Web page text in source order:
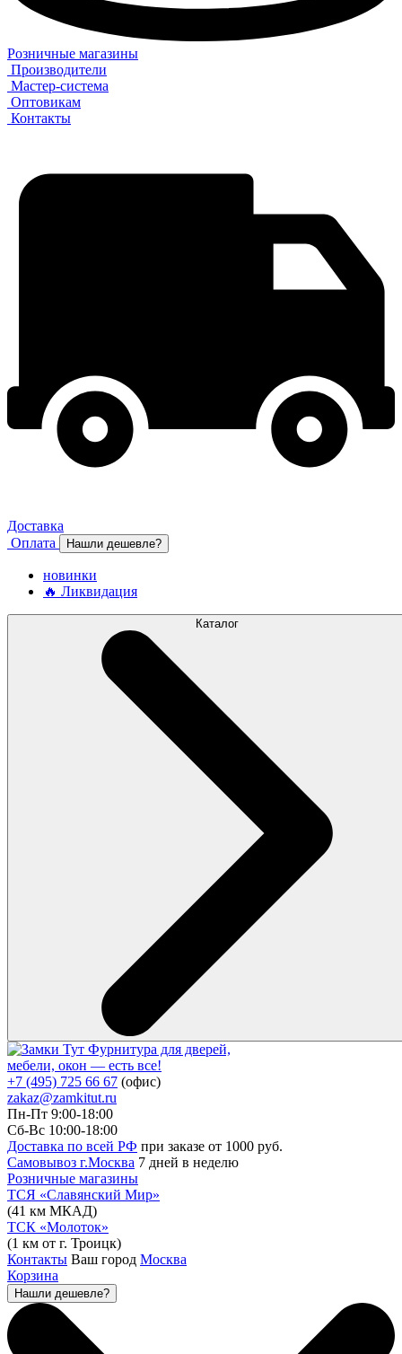
Розничные магазины
Производители
Мастер-система
Оптовикам
Контакты
Доставка
Оплата
Нашли дешевле?
новинки
🔥 Ликвидация
Каталог
Фурнитура для дверей,
мебели, окон — есть все!
+7 (495) 725 66 67 (офис)
zakaz@zamkitut.ru
Пн-Пт 9:00-18:00
Сб-Вс 10:00-18:00
Доставка по всей РФ при заказе от 1000 руб.
Самовывоз г.Москва 7 дней в неделю
Розничные магазины
ТСЯ «Славянский Мир»
(41 км МКАД)
ТСК «Молоток»
(1 км от г. Троицк)
Контакты Ваш город Москва
Корзина
Нашли дешевле?